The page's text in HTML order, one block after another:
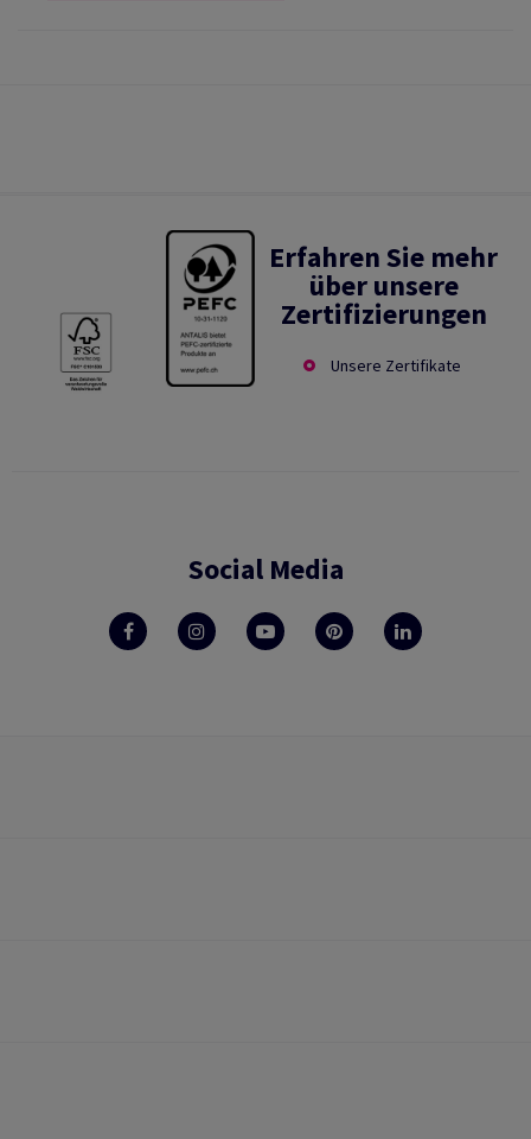
Erfahren Sie mehr
über unsere
Zertifizierungen
Unsere Zertifikate
Social Media